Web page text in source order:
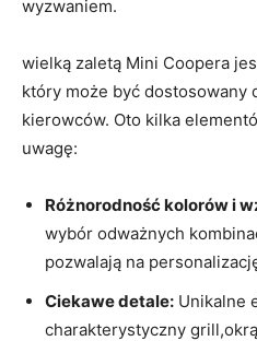
wyzwaniem.
wielką zaletą Mini Coopera
który może być dostosowany
kierowców. Oto kilka
uwagę:
Różnorodność kolorów i
wybór odważnych
pozwalają na
Ciekawe detale: Unikalne
charakterystyczny